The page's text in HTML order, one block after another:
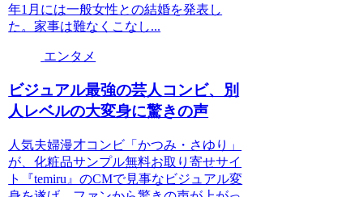
年1月には一般女性との結婚を発表し
た。家事は難なくこなし...
エンタメ
ビジュアル最強の芸人コンビ、別
人レベルの大変身に驚きの声
人気夫婦漫才コンビ「かつみ・さゆり」
が、化粧品サンプル無料お取り寄せサイ
ト『temiru』のCMで見事なビジュアル変